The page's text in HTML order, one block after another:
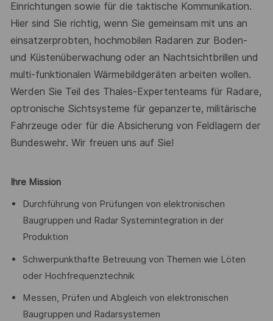
Einrichtungen sowie für die taktische Kommunikation.
Hier sind Sie richtig, wenn Sie gemeinsam mit uns an
einsatzerprobten, hochmobilen Radaren zur Boden-
und Küstenüberwachung oder an Nachtsichtbrillen und
multi-funktionalen Wärmebildgeräten arbeiten wollen.
Werden Sie Teil des Thales-Expertenteams für Radare,
optronische Sichtsysteme für gepanzerte, militärische
Fahrzeuge oder für die Absicherung von Feldlagern der
Bundeswehr. Wir freuen uns auf Sie!
Ihre Mission
Durchführung von Prüfungen von elektronischen
Baugruppen und Radar Systemintegration in der
Produktion
Schwerpunkthafte Betreuung von Themen wie Löten
oder Hochfrequenztechnik
Messen, Prüfen und Abgleich von elektronischen
Baugruppen und Radarsystemen